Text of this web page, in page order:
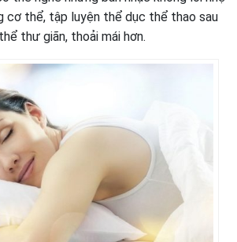
cơ thể, tập luyện thể dục thể thao sau
thư giãn, thoải mái hơn.